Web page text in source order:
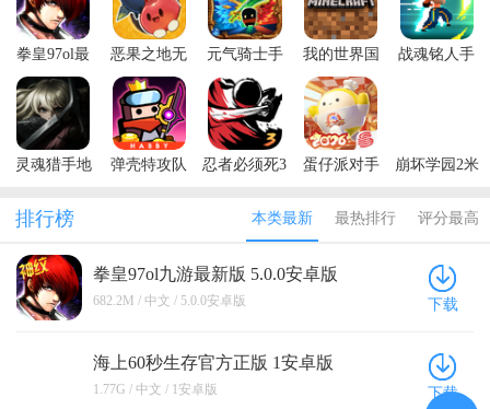
拳皇97ol最
新版本
恶果之地无
限技能破解
版
元气骑士手
游正版
我的世界国
际服官方正
版
战魂铭人手
灵魂猎手地
最新版本
(Soul
Huntress)
弹壳特攻队
忍者必须死3
蛋仔派对手
崩坏学园2米
排行榜 本类最新 最热排行 评分最高
拳皇97ol九游最新版 5.0.0安卓版
682.2M / 中文 / 5.0.0安卓版 下载
海上60秒生存官方正版 1安卓版
1.77G / 中文 / 1安卓版 下载